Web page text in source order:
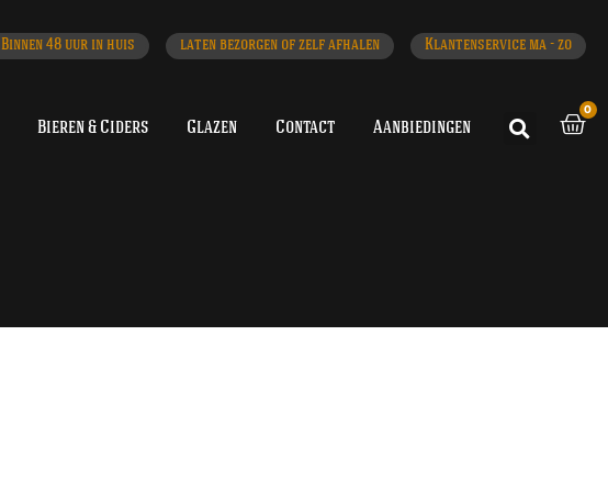
Binnen 48 uur in huis laten bezorgen of zelf afhalen Klantenservice ma - zo
Bieren & Ciders Glazen Contact Aanbiedingen
0